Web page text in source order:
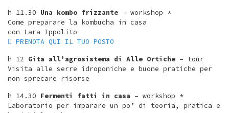
h 11.30 Una kombo frizzante – workshop *
Come preparare la kombucha in casa
con Lara Ippolito
︎︎︎ PRENOTA QUI IL TUO POSTO
h 12 Gita all’agrosistema di Alle Ortiche – tour
Visita alle serre idroponiche e buone pratiche per
non sprecare risorse
h 14.30 Fermenti fatti in casa – workshop *
Laboratorio per imparare un po’ di teoria, pratica e